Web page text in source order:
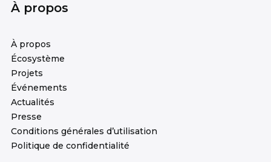
À propos
À propos
Écosystème
Projets
Événements
Actualités
Presse
Conditions générales d’utilisation
Politique de confidentialité